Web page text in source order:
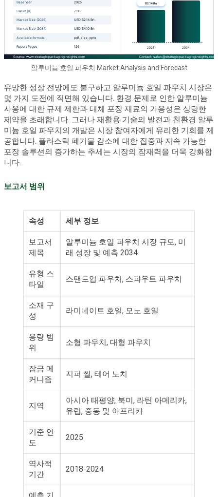
알루미늄 호일 파우치 Market Analysis and Forecast
유망한 성장 전망에도 불구하고 알루미늄 호일 파우치 시장은
몇 가지 도전에 직면해 있습니다. 환경 문제로 인한 알루미늄
사용에 대한 규제 제한과 대체 포장 재료의 가용성은 상당한
제약을 초래합니다. 그러나 재활용 기술의 발전과 친환경 알루
미늄 호일 파우치의 개발은 시장 참여자에게 유리한 기회를 제
공합니다. 플라스틱 폐기물 감소에 대한 집중과 지속 가능한
포장 솔루션의 증가하는 추세는 시장의 잠재력을 더욱 강화합
니다.
보고서 범위
속성 세부 정보
보고서
제목
알루미늄 호일 파우치 시장 규모, 미
래 성장 및 예측 2034
유형 스
타일
스탠드업 파우치, 스파우트 파우치
소재 구
성
라미네이트 호일, 모노 호일
용량 범
위
소형 파우치, 대형 파우치
잠금 메
커니즘
지퍼 씰, 테어 노치
지역
아시아 태평양, 북미, 라틴 아메리카,
유럽, 중동 및 아프리카
기준 연
도
2025
역사적
기간
2018-2024